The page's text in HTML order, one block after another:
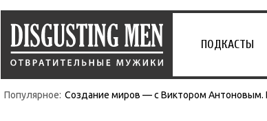
ПОДКАСТЫ
Популярное: Создание миров — с Виктором Антоновым.